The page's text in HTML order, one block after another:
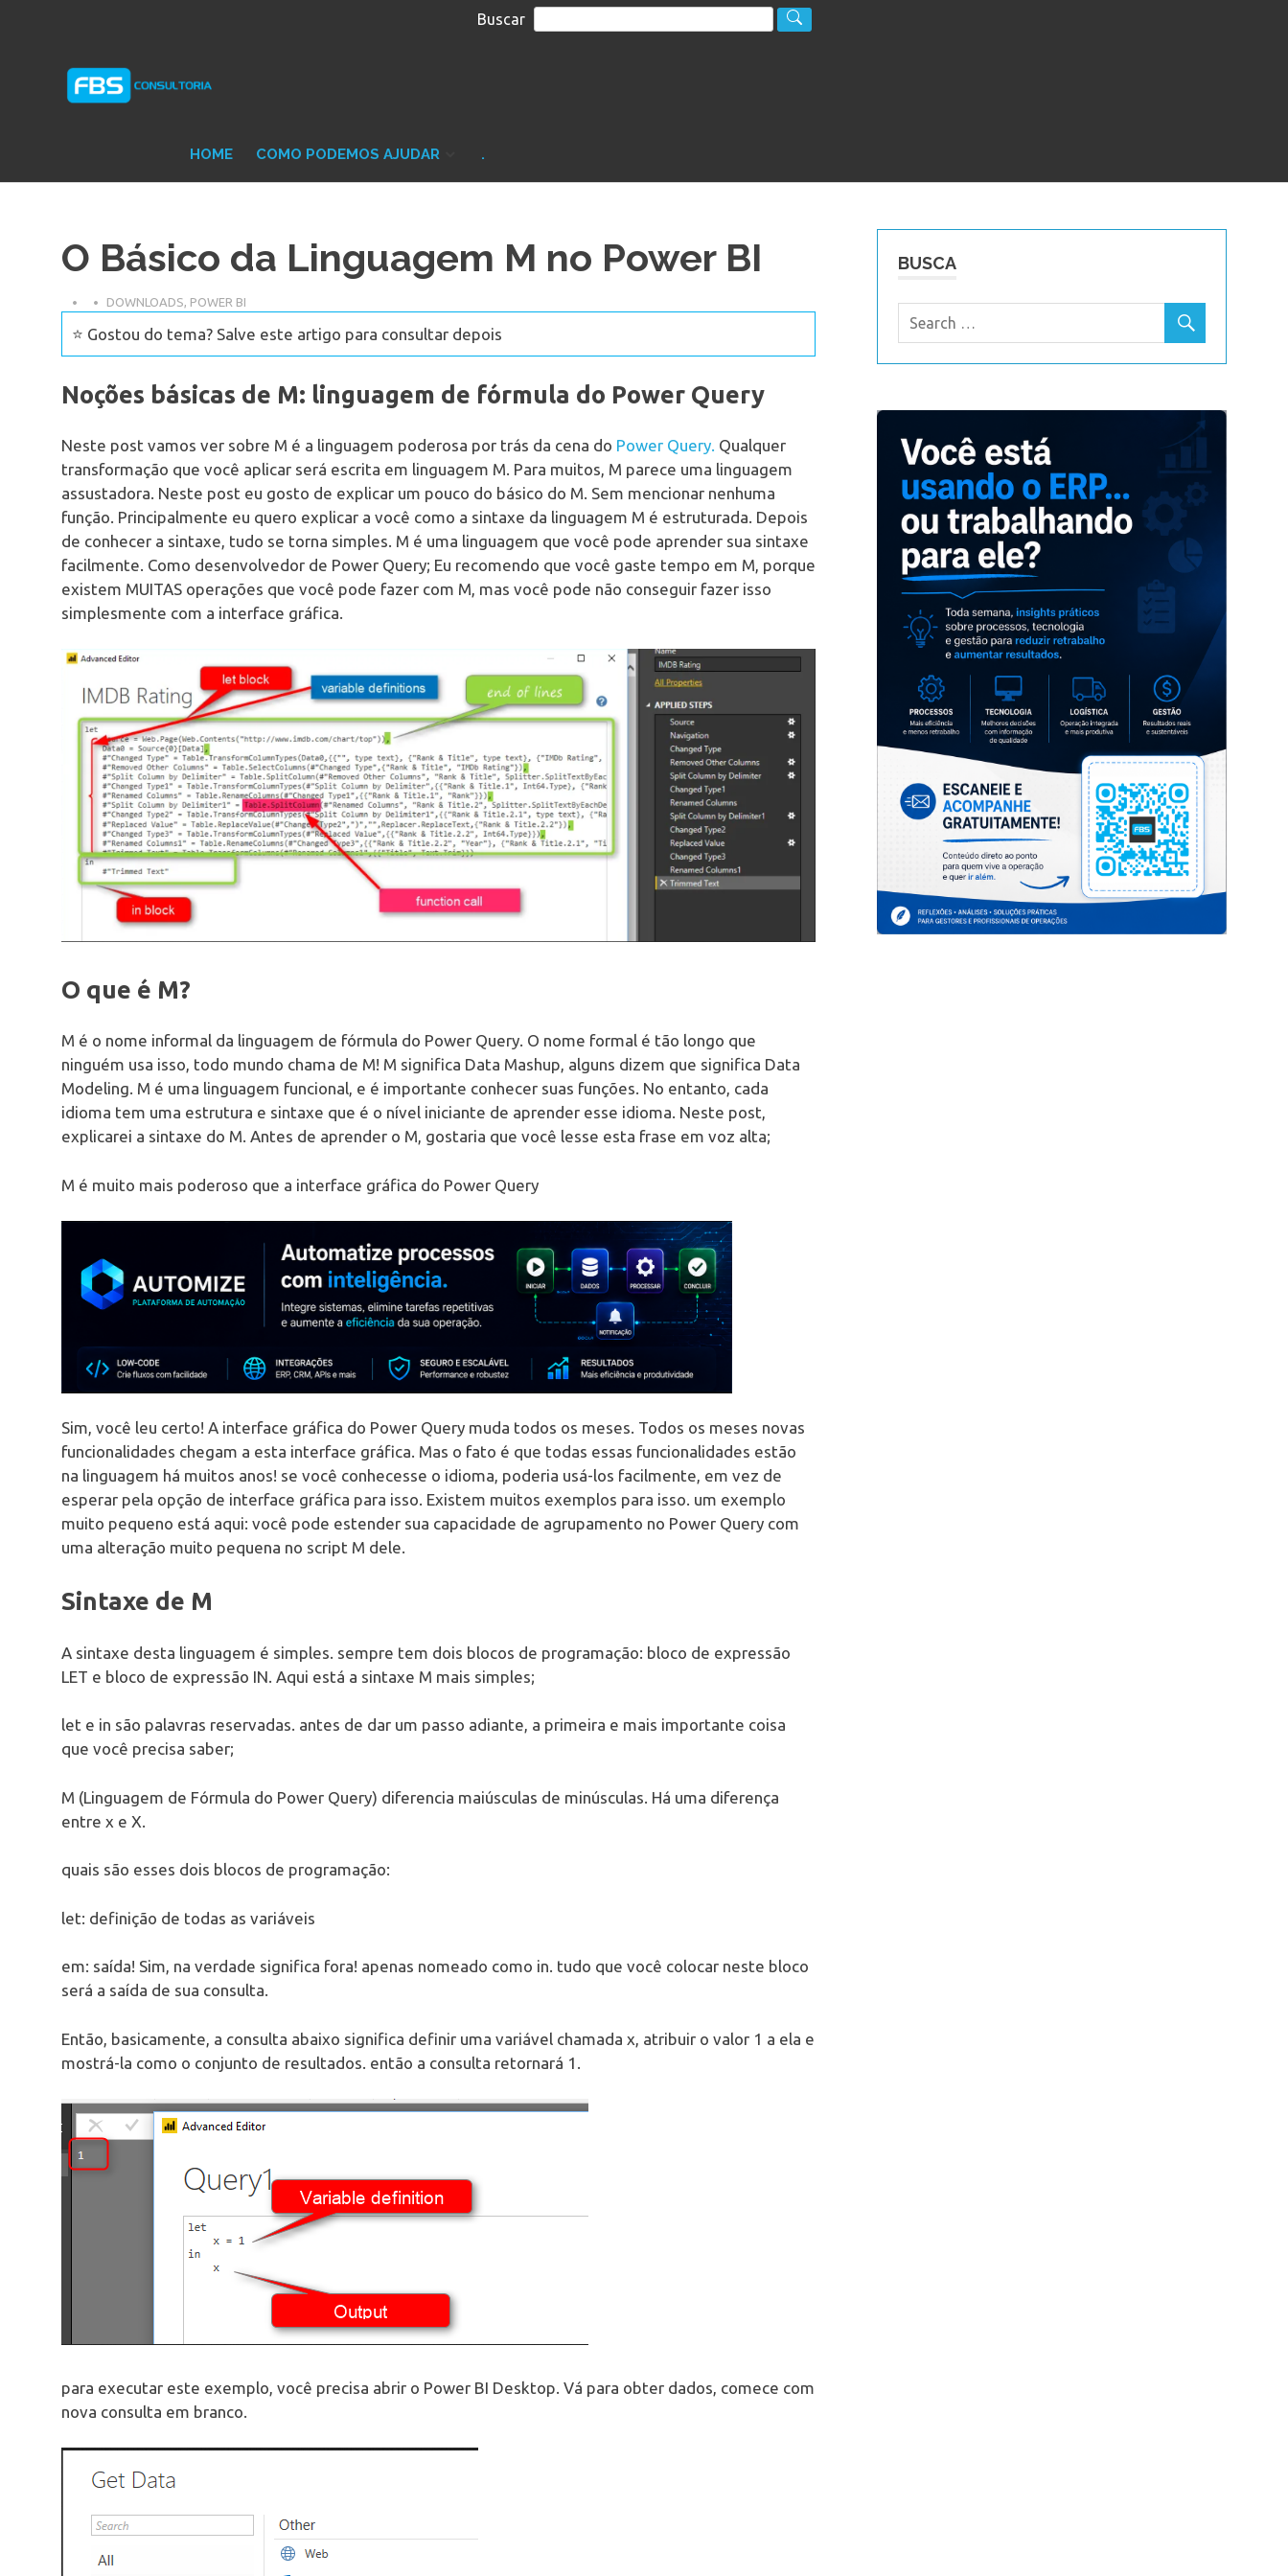
Buscar
Protheus
TOTVS
HOME COMO PODEMOS AJUDAR .
O Básico da Linguagem M no Power BI
DOWNLOADS POWER BI
⭐ Gostou do tema? Salve este artigo para consultar depois
Noções básicas de M: linguagem de fórmula do Power Query
Neste post vamos ver sobre M é a linguagem poderosa por trás da cena do Power Query. Qualquer
transformação que você aplicar será escrita em linguagem M. Para muitos, M parece uma linguagem
assustadora. Neste post eu gosto de explicar um pouco do básico do M. Sem mencionar nenhuma
função. Principalmente eu quero explicar a você como a sintaxe da linguagem M é estruturada. Depois
de conhecer a sintaxe, tudo se torna simples. M é uma linguagem que você pode aprender sua sintaxe
facilmente. Como desenvolvedor de Power Query; Eu recomendo que você gaste tempo em M, porque
existem MUITAS operações que você pode fazer com M, mas você pode não conseguir fazer isso
simplesmente com a interface gráfica.
O que é M?
M é o nome informal da linguagem de fórmula do Power Query. O nome formal é tão longo que
ninguém usa isso, todo mundo chama de M! M significa Data Mashup, alguns dizem que significa Data
Modeling. M é uma linguagem funcional, e é importante conhecer suas funções. No entanto, cada
idioma tem uma estrutura e sintaxe que é o nível iniciante de aprender esse idioma. Neste post,
explicarei a sintaxe do M. Antes de aprender o M, gostaria que você lesse esta frase em voz alta;
M é muito mais poderoso que a interface gráfica do Power Query
Sim, você leu certo! A interface gráfica do Power Query muda todos os meses. Todos os meses novas
funcionalidades chegam a esta interface gráfica. Mas o fato é que todas essas funcionalidades estão
na linguagem há muitos anos! se você conhecesse o idioma, poderia usá-los facilmente, em vez de
esperar pela opção de interface gráfica para isso. Existem muitos exemplos para isso. um exemplo
muito pequeno está aqui: você pode estender sua capacidade de agrupamento no Power Query com
uma alteração muito pequena no script M dele.
Sintaxe de M
A sintaxe desta linguagem é simples. sempre tem dois blocos de programação: bloco de expressão
LET e bloco de expressão IN. Aqui está a sintaxe M mais simples;
let e in são palavras reservadas. antes de dar um passo adiante, a primeira e mais importante coisa
que você precisa saber;
M (Linguagem de Fórmula do Power Query) diferencia maiúsculas de minúsculas. Há uma diferença
entre x e X.
quais são esses dois blocos de programação:
let: definição de todas as variáveis
em: saída! Sim, na verdade significa fora! apenas nomeado como in. tudo que você colocar neste bloco
será a saída de sua consulta.
Então, basicamente, a consulta abaixo significa definir uma variável chamada x, atribuir o valor 1 a ela e
mostrá-la como o conjunto de resultados. então a consulta retornará 1.
para executar este exemplo, você precisa abrir o Power BI Desktop. Vá para obter dados, comece com
nova consulta em branco.
BUSCA